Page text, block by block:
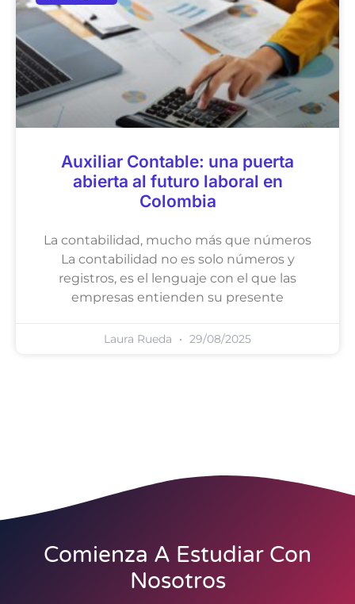
Auxiliar Contable: una puerta
abierta al futuro laboral en
Colombia
La contabilidad, mucho más que números
La contabilidad no es solo números y
registros, es el lenguaje con el que las
empresas entienden su presente
Laura Rueda 29/08/2025
Comienza A Estudiar Con
Nosotros